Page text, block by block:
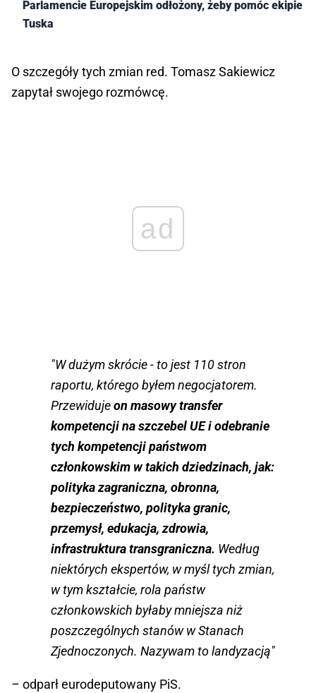
Parlamencie Europejskim odłożony, żeby pomóc ekipie
Tuska
O szczegóły tych zmian red. Tomasz Sakiewicz
zapytał swojego rozmówcę.
ad
"W dużym skrócie - to jest 110 stron
raportu, którego byłem negocjatorem.
Przewidujeon masowy transfer
kompetencji na szczebel UE i odebranie
tych kompetencji państwom
członkowskim w takich dziedzinach, jak:
polityka zagraniczna, obronna,
bezpieczeństwo, polityka granic,
przemysł, edukacja, zdrowia,
infrastruktura transgraniczna. Według
niektórych ekspertów, w myśl tych zmian,
w tym kształcie, rola państw
członkowskich byłaby mniejsza niż
poszczególnych stanów w Stanach
Zjednoczonych. Nazywam to landyzacją"
– odparł eurodeputowany PiS.